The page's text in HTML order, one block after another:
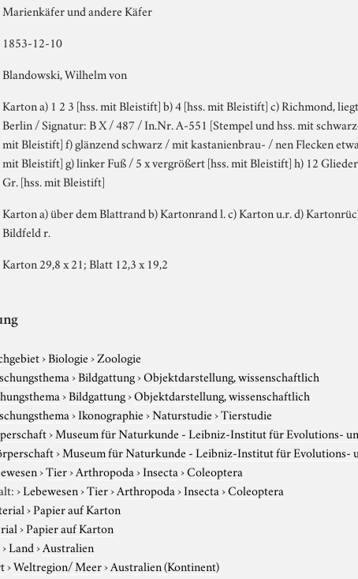
Marienkäfer und andere Käfer
1853-12-10
Blandowski, Wilhelm von
Karton a) 1 2 3 [hss. mit Bleistift] b) 4 [hss. mit Bleistift] c) Richmond,
Berlin / Signatur: B X / 487 / In.Nr. A-551 [Stempel und hss. mit
mit Bleistift] f) glänzend schwarz / mit kastanienbrau- / nen Flecken
mit Bleistift] g) linker Fuß / 5 x vergrößert [hss. mit Bleistift] h) 12
Gr. [hss. mit Bleistift]
Karton a) über dem Blattrand b) Kartonrand l. c) Karton u.r. d)
Bildfeld r.
Karton 29,8 x 21; Blatt 12,3 x 19,2
›Biologie›Zoologie
›Bildgattung›Objektdarstellung, wissenschaftlich
›Bildgattung›Objektdarstellung, wissenschaftlich
›Ikonographie›Naturstudie›Tierstudie
›Museum für Naturkunde - Leibniz-Institut für Evolutions-
›Museum für Naturkunde - Leibniz-Institut für Evolutions-
›Tier›Arthropoda›Insecta›Coleoptera
›Lebewesen›Tier›Arthropoda›Insecta›Coleoptera
›Papier auf Karton
›Papier auf Karton
›Land›Australien
›Weltregion/ Meer›Australien (Kontinent)